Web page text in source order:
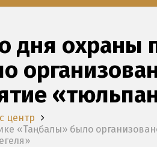
дня охраны
центр
«Таңбалы» было